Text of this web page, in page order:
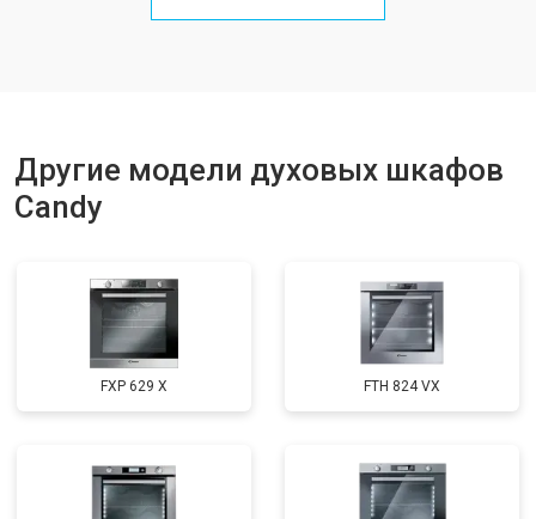
Другие модели духовых шкафов
Candy
FXP 629 X FTH 824 VX